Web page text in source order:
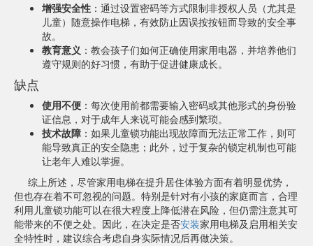
增强安全性 ：通过设置密码等方式限制非授权人员（尤其是
儿童）随意操作电梯，有效防止因误按按钮而导致的安全事
故。
教育意义 ：教会孩子们如何正确使用家用电器，并培养他们
遵守规则的好习惯，有助于促进健康成长。
缺点
使用不便 ：每次使用前都需要输入密码或其他形式的身份验
证信息，对于成年人来说可能会感到繁琐。
技术故障 ：如果儿童锁功能出现故障而无法正常工作，则可
能导致真正的安全隐患；此外，过于复杂的锁定机制也可能
让老年人难以掌握。
综上所述，尽管家用电梯在提升居住体验方面有着明显优势，
但也存在着不可忽视的问题。特别是针对有小孩的家庭而言，合理
利用儿童锁功能可以在很大程度上降低潜在风险，但仍需注意其可
能带来的不便之处。因此，在决定是否安装家用电梯及启用相关安
全特性时，建议综合考虑自身实际情况后再做决策。